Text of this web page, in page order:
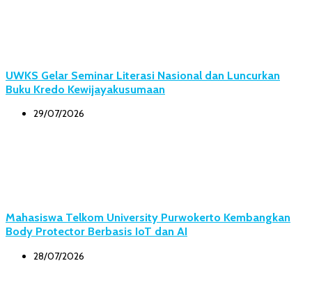
UWKS Gelar Seminar Literasi Nasional dan Luncurkan
Buku Kredo Kewijayakusumaan
29/07/2026
Mahasiswa Telkom University Purwokerto Kembangkan
Body Protector Berbasis IoT dan AI
28/07/2026